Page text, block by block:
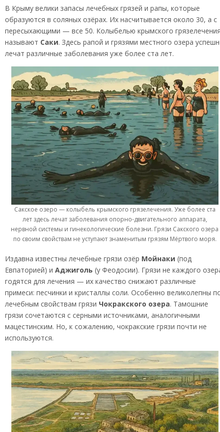
В Крыму велики запасы лечебных грязей и рапы, которые
образуются в соляных озёрах. Их насчитывается около 30, а с
пересыхающими — все 50. Колыбелью крымского
называют Саки. Здесь рапой и грязями местного озера
лечат различные заболевания уже более ста лет.
Сакское озеро — колыбель крымского грязелечения. Уже более ста
лет здесь лечат заболевания опорно-двигательного аппарата,
нервной системы и гинекологические болезни. Грязи Сакского озера
по своим свойствам не уступают знаменитым грязям Мёртвого моря.
Издавна известны лечебные грязи озёр Мойнаки (под
Евпаторией) и Аджиголь (у Феодосии). Грязи не каждого
годятся для лечения — их качество снижают различные
примеси: песчинки и кристаллы соли. Особенно великолепны
лечебным свойствам грязи Чокракского озера. Тамошние
грязи сочетаются с серными источниками, аналогичными
мацестинским. Но, к сожалению, чокракские грязи почти не
используются.